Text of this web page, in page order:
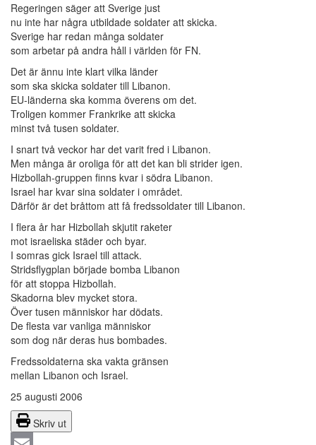
Regeringen säger att Sverige just
nu inte har några utbildade soldater att skicka.
Sverige har redan många soldater
som arbetar på andra håll i världen för FN.
Det är ännu inte klart vilka länder
som ska skicka soldater till Libanon.
EU-länderna ska komma överens om det.
Troligen kommer Frankrike att skicka
minst två tusen soldater.
I snart två veckor har det varit fred i Libanon.
Men många är oroliga för att det kan bli strider igen.
Hizbollah-gruppen finns kvar i södra Libanon.
Israel har kvar sina soldater i området.
Därför är det bråttom att få fredssoldater till Libanon.
I flera år har Hizbollah skjutit raketer
mot israeliska städer och byar.
I somras gick Israel till attack.
Stridsflygplan började bomba Libanon
för att stoppa Hizbollah.
Skadorna blev mycket stora.
Över tusen människor har dödats.
De flesta var vanliga människor
som dog när deras hus bombades.
Fredssoldaterna ska vakta gränsen
mellan Libanon och Israel.
25 augusti 2006
Skriv ut